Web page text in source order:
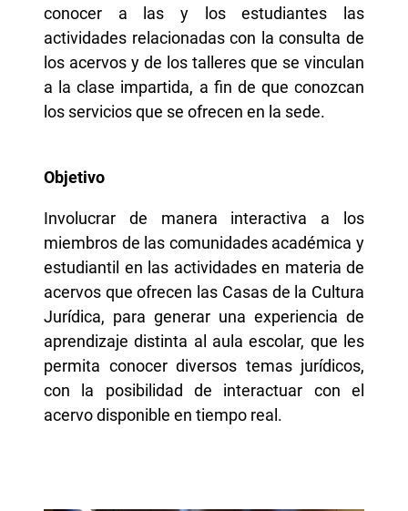
conocer a las y los estudiantes las
actividades relacionadas con la consulta de
los acervos y de los talleres que se vinculan
a la clase impartida, a fin de que conozcan
los servicios que se ofrecen en la sede.
Objetivo
Involucrar de manera interactiva a los
miembros de las comunidades académica y
estudiantil en las actividades en materia de
acervos que ofrecen las Casas de la Cultura
Jurídica, para generar una experiencia de
aprendizaje distinta al aula escolar, que les
permita conocer diversos temas jurídicos,
con la posibilidad de interactuar con el
acervo disponible en tiempo real.